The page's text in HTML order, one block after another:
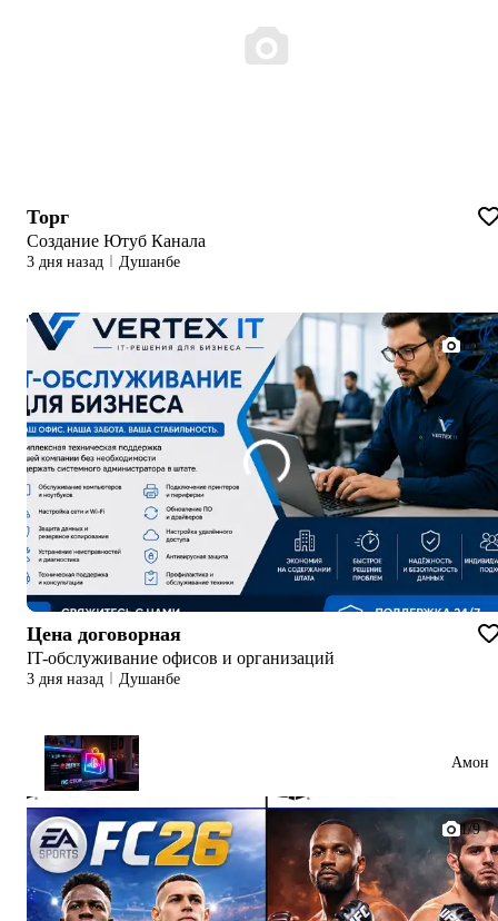
Торг
Создание Ютуб Канала
3 дня назад Душанбе
1/1
Цена договорная
IT-обслуживание офисов и организаций
3 дня назад Душанбе
Амон
1/9